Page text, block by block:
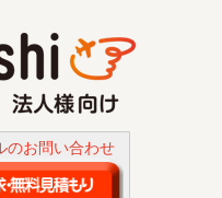
のお問い合わせ